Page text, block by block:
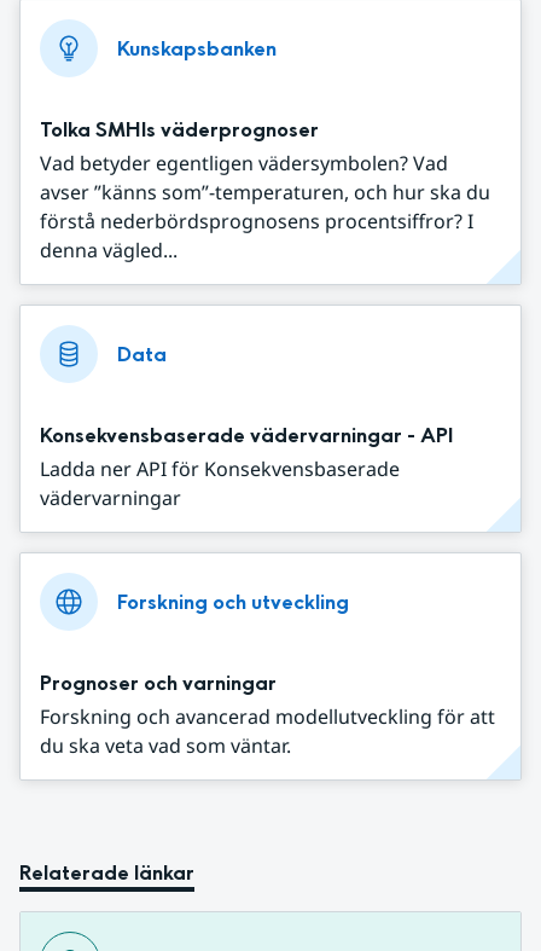
Kunskapsbanken
Tolka SMHIs väderprognoser
Vad betyder egentligen vädersymbolen? Vad
avser ”känns som”-temperaturen, och hur ska du
förstå nederbördsprognosens procentsiffror? I
denna vägled...
Data
Konsekvensbaserade vädervarningar - API
Ladda ner API för Konsekvensbaserade
vädervarningar
Forskning och utveckling
Prognoser och varningar
Forskning och avancerad modellutveckling för att
du ska veta vad som väntar.
Relaterade länkar